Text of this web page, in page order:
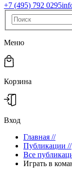
+7 (495) 792 0295
Меню
Корзина
Вход
Главная //
Публикации //
Все
Играть в